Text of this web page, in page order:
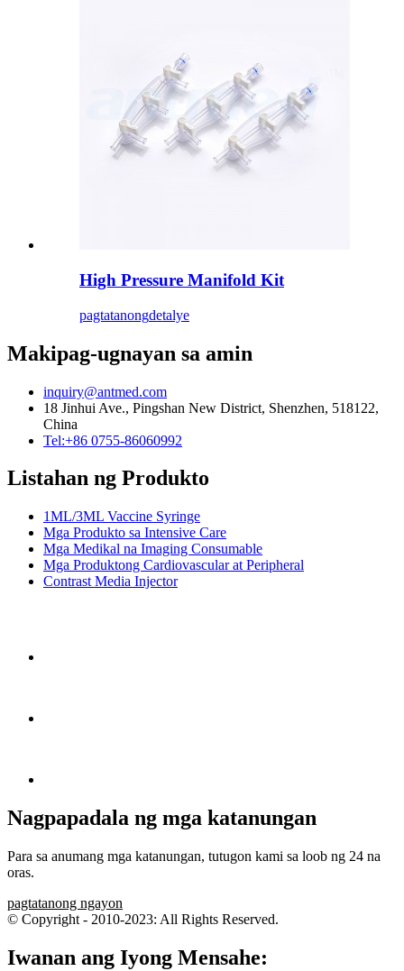
High Pressure Manifold Kit
pagtatanongdetalye
Makipag-ugnayan sa amin
inquiry@antmed.com
18 Jinhui Ave., Pingshan New District, Shenzhen, 518122,
China
Tel:+86 0755-86060992
Listahan ng Produkto
1ML/3ML Vaccine Syringe
Mga Produkto sa Intensive Care
Mga Medikal na Imaging Consumable
Mga Produktong Cardiovascular at Peripheral
Contrast Media Injector
Nagpapadala ng mga katanungan
Para sa anumang mga katanungan, tutugon kami sa loob ng 24 na
oras.
pagtatanong ngayon
© Copyright - 2010-2023: All Rights Reserved.
Iwanan ang Iyong Mensahe: